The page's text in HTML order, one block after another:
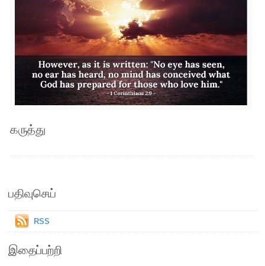
கருத்து
பதிவுசெய்
RSS
இதைப்பற்றி